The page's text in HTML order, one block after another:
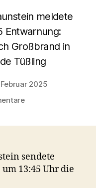
meldete
Entwarnung:
Großbrand in
Tüßling
2025
zu
in
Tüßling
sendete
13:45 Uhr die